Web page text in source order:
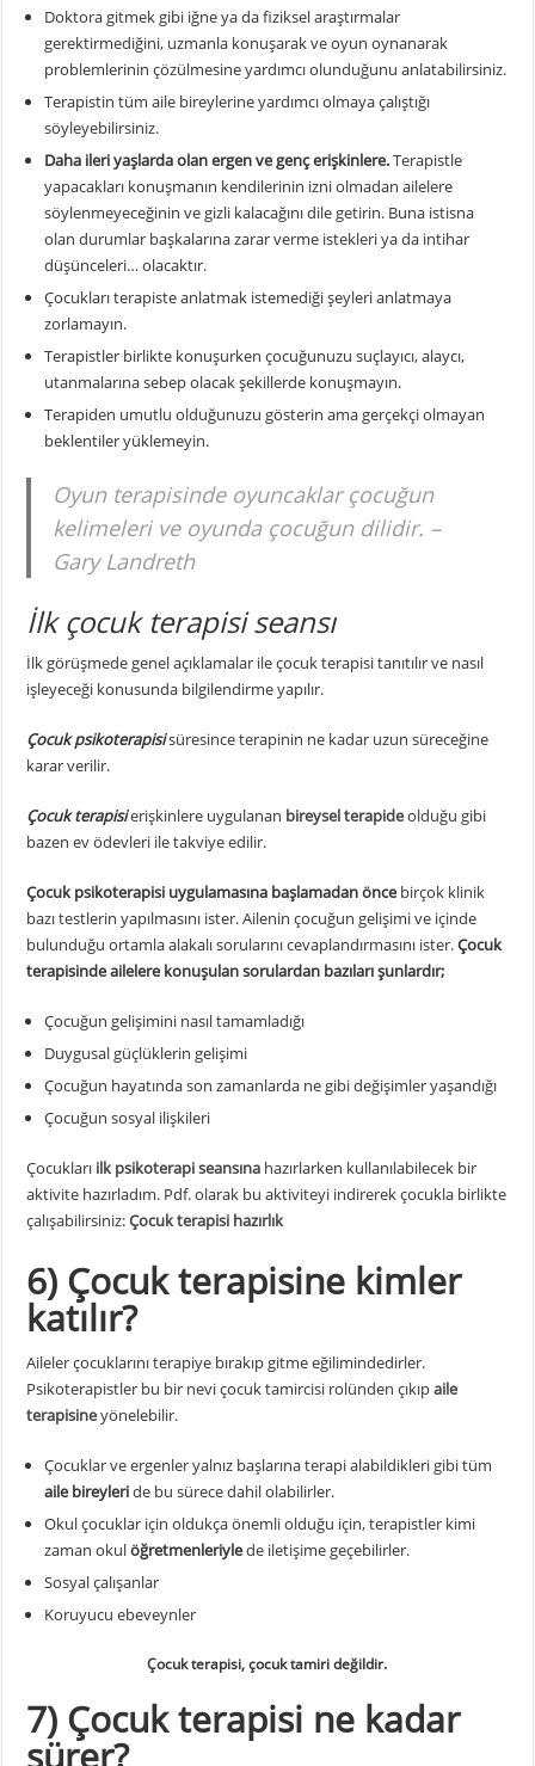
Doktora gitmek gibi iğne ya da fiziksel araştırmalar
gerektirmediğini, uzmanla konuşarak ve oyun oynanarak
problemlerinin çözülmesine yardımcı olunduğunu anlatabilirsiniz.
Terapistin tüm aile bireylerine yardımcı olmaya çalıştığı
söyleyebilirsiniz.
Daha ileri yaşlarda olan ergen ve genç erişkinlere.Terapistle
yapacakları konuşmanın kendilerinin izni olmadan ailelere
söylenmeyeceğinin ve gizli kalacağını dile getirin. Buna istisna
olan durumlar başkalarına zarar verme istekleri ya da intihar
düşünceleri… olacaktır.
Çocukları terapiste anlatmak istemediği şeyleri anlatmaya
zorlamayın.
Terapistler birlikte konuşurken çocuğunuzu suçlayıcı, alaycı,
utanmalarına sebep olacak şekillerde konuşmayın.
Terapiden umutlu olduğunuzu gösterin ama gerçekçi olmayan
beklentiler yüklemeyin.
Oyun terapisinde oyuncaklar çocuğun
kelimeleri ve oyunda çocuğun dilidir. –
Gary Landreth
İlk çocuk terapisi seansı
İlk görüşmede genel açıklamalar ile çocuk terapisi tanıtılır ve nasıl
işleyeceği konusunda bilgilendirme yapılır.
Çocuk psikoterapisisüresince terapinin ne kadar uzun süreceğine
karar verilir.
Çocuk terapisierişkinlere uygulanan bireysel terapideolduğu gibi
bazen ev ödevleri ile takviye edilir.
Çocuk psikoterapisi uygulamasına başlamadan öncebirçok klinik
bazı testlerin yapılmasını ister. Ailenin çocuğun gelişimi ve içinde
bulunduğu ortamla alakalı sorularını cevaplandırmasını ister.Çocuk
terapisinde ailelere konuşulan sorulardan bazıları şunlardır;
Çocuğun gelişimini nasıl tamamladığı
Duygusal güçlüklerin gelişimi
Çocuğun hayatında son zamanlarda ne gibi değişimler yaşandığı
Çocuğun sosyal ilişkileri
Çocukları ilk psikoterapi seansına hazırlarken kullanılabilecek bir
aktivite hazırladım. Pdf. olarak bu aktiviteyi indirerek çocukla birlikte
çalışabilirsiniz:Çocuk terapisi hazırlık
6) Çocuk terapisine kimler
katılır?
Aileler çocuklarını terapiye bırakıp gitme eğilimindedirler.
Psikoterapistler bu bir nevi çocuk tamircisi rolünden çıkıpaile
terapisineyönelebilir.
Çocuklar ve ergenler yalnız başlarına terapi alabildikleri gibi tüm
aile bireyleride bu sürece dahil olabilirler.
Okul çocuklar için oldukça önemli olduğu için, terapistler kimi
zaman okulöğretmenleriylede iletişime geçebilirler.
Sosyal çalışanlar
Koruyucu ebeveynler
Çocuk terapisi, çocuk tamiri değildir.
7) Çocuk terapisi ne kadar